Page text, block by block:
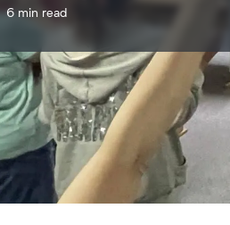
6 min read